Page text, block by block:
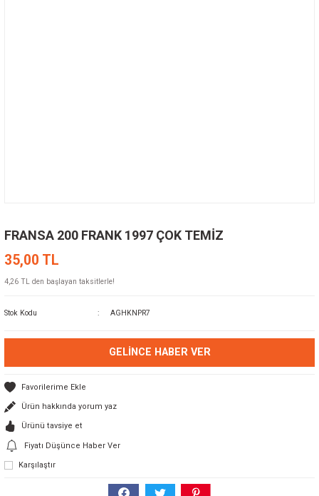
FRANSA 200 FRANK 1997 ÇOK TEMİZ
35,00 TL
4,26 TL den başlayan taksitlerle!
Stok Kodu AGHKNPR7
GELINCE HABER VER
Ürün hakkında yorum yaz
Ürünü tavsiye et
Fiyatı Düşünce Haber Ver
Karşılaştır